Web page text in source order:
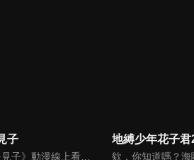
子
《陰陽眼見子》動漫線上看。看見不應該看見的東西時，換作是你會怎麼做呢……？要是「那些東西」和你講話，亦或是朝著你走過來的話，你又會怎麼做呢……？女高中生‧四谷見子所採取的行動是——徹底的無視！這是擁有著鋼鐵般的精神的女高中生靠著她的無視技能，迴避那些異形般的可怕傢伙們的故事。
地縛少年花子君